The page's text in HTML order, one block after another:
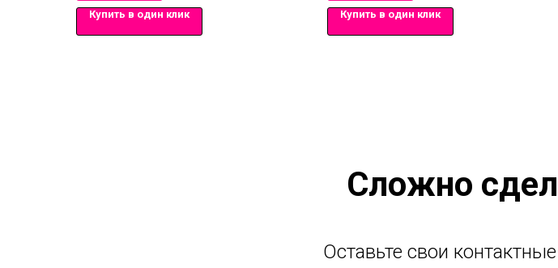
Купить в один клик Купить в один клик
Сложно
Оставьте свои